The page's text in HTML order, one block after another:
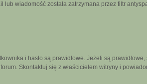
lub wiadomość została zatrzymana przez filtr
i hasło są prawidłowe. Jeżeli są
Skontaktuj się z właścicielem witryny i